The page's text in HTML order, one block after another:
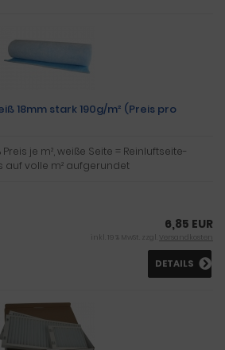
18mm stark 190g/m² (Preis pro
je m², weiße Seite = Reinluftseite-
auf volle m² aufgerundet
6,85 EUR
inkl. 19 % MwSt. zzgl. Versandkosten
DETAILS